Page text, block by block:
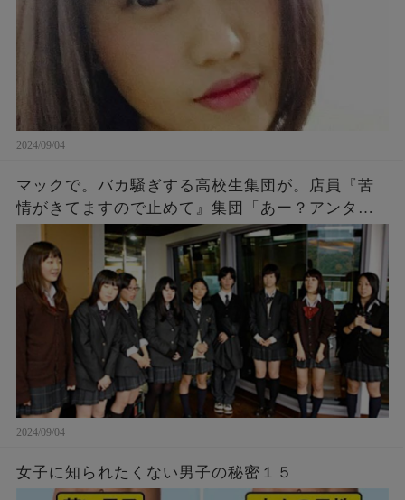
2024/09/04
マックで。バカ騒ぎする高校生集団が。店員『苦
情がきてますので止めて』集団「あー？アンタ何
様？」「アンタの写真撮ったし、帰り道何かあっ
ても知らないよ～ｗ」→結果…
2024/09/04
女子に知られたくない男子の秘密１５